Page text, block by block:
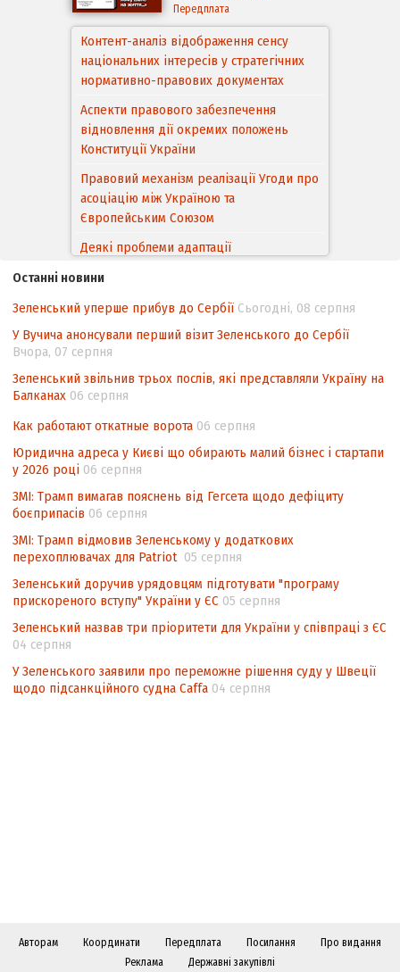
Передплата
Контент-аналіз відображення сенсу
національних інтересів у стратегічних
нормативно-правових документах
Аспекти правового забезпечення
відновлення дії окремих положень
Конституції України
Правовий механізм реалізації Угоди про
асоціацію між Україною та
Європейським Cоюзом
Деякі проблеми адаптації
походження товарів відповідно до
Угоди про торговельні аспекти прав
інтелектуальної власності (TRIPS) у
контексті євроінтеграції
Аналіз виборчого законодавства щодо
невизначеності механізму повторного
Інформаційна безпека суспільства
Останні новини
Зеленський уперше прибув до Сербії Сьогодні, 08 серпня
У Вучича анонсували перший візит Зеленського до Сербії
Вчора, 07 серпня
Зеленський звільнив трьох послів, які представляли Україну на
Балканах 06 серпня
Как работают откатные ворота 06 серпня
Юридична адреса у Києві що обирають малий бізнес і стартапи
у 2026 році 06 серпня
ЗМІ: Трамп вимагав пояснень від Гегсета щодо дефіциту
боєприпасів 06 серпня
ЗМІ: Трамп відмовив Зеленському у додаткових
перехоплювачах для Patriot 05 серпня
Зеленський доручив урядовцям підготувати "програму
прискореного вступу" України у ЄС 05 серпня
Зеленський назвав три пріоритети для України у співпраці з ЄС
04 серпня
У Зеленського заявили про переможне рішення суду у Швеції
щодо підсанкційного судна Caffa 04 серпня
Авторам Координати Передплата Посилання
Про видання
Реклама
Державні закупівлі